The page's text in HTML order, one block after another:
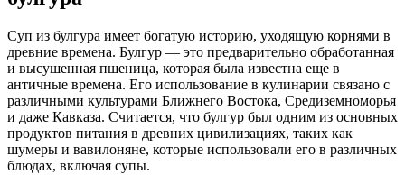
Суп из булгура имеет богатую историю, уходящую корнями в
древние времена. Булгур — это предварительно обработанная
и высушенная пшеница, которая была известна еще в
античные времена. Его использование в кулинарии связано с
различными культурами Ближнего Востока, Средиземноморья
и даже Кавказа. Считается, что булгур был одним из основных
продуктов питания в древних цивилизациях, таких как
шумеры и вавилоняне, которые использовали его в различных
блюдах, включая супы.